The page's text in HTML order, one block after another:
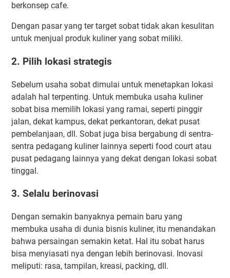
berkonsep cafe.
Dengan pasar yang ter target sobat tidak akan kesulitan
untuk menjual produk kuliner yang sobat miliki.
2. Pilih lokasi strategis
Sebelum usaha sobat dimulai untuk menetapkan lokasi
adalah hal terpenting. Untuk membuka usaha kuliner
sobat bisa memilih lokasi yang ramai, seperti pinggir
jalan, dekat kampus, dekat perkantoran, dekat pusat
pembelanjaan, dll. Sobat juga bisa bergabung di sentra-
sentra pedagang kuliner lainnya seperti food court atau
pusat pedagang lainnya yang dekat dengan lokasi sobat
tinggal.
3. Selalu berinovasi
Dengan semakin banyaknya pemain baru yang
membuka usaha di dunia bisnis kuliner, itu menandakan
bahwa persaingan semakin ketat. Hal itu sobat harus
bisa menyiasati nya dengan lebih berinovasi. Inovasi
meliputi: rasa, tampilan, kreasi, packing, dll.